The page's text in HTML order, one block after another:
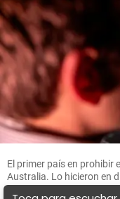
El primer país en prohibir
Australia. Lo hicieron en